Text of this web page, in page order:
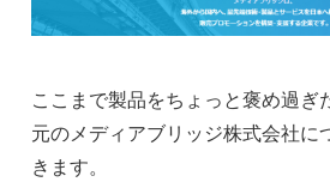
ここまで製品をちょっと褒め過ぎ
元のメディアブリッジ株式会社に
きます。